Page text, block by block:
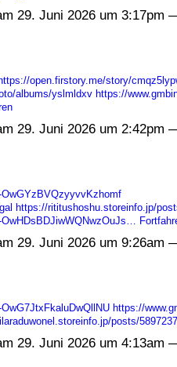
29. Juni 2026 um 3:17pm
open.firstory.me/story/
albums/yslmldxv https://
29. Juni 2026 um 2:42pm
https://rititushoshu.storeinfo.jp/
29. Juni 2026 um 9:26am
https://
posts/
29. Juni 2026 um 4:13am